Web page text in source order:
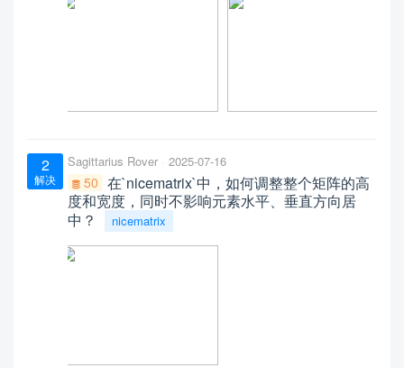
2
解决
Sagittarius Rover 2025-07-16
50 在`nicematrix`中，如何调整整个矩阵的高
度和宽度，同时不影响元素水平、垂直方向居
中？
nicematrix